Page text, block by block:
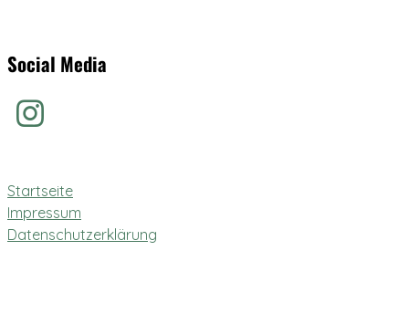
Social Media
Startseite
Impressum
Datenschutzerklärung